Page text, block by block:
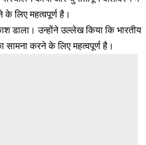
के लिए महत्वपूर्ण है।
डाला। उन्होंने उल्लेख किया कि भारतीय
सामना करने के लिए महत्वपूर्ण है।